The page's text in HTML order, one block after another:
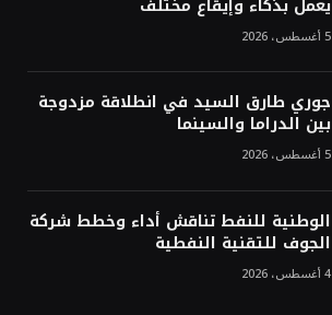
5 أغسطس، 2026
جوري طارق السيد في انطلاقة مزدوجة
بين الدراما والسينما
5 أغسطس، 2026
الوطنية للنفط تناقش أداء وخطط شركة
الجوف للتقنية النفطية
4 أغسطس، 2026